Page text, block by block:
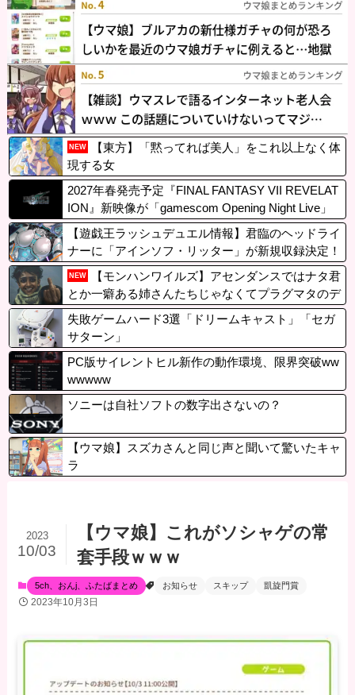
NEW
【東方】「黙ってれば美人」をこれ以上なく体
現する女
2027年春発売予定『FINAL FANTASY VII REVELAT
ION』新映像が「gamescom Opening Night Live」
で公開！8/26 午前3時配信予定
【遊戯王ラッシュデュエル情報】君臨のヘッドライ
ナーに「アインソフ・リッター」が新規収録決定！
NEW
【モンハンワイルズ】アセンダンスではナタ君
とか一癖ある姉さんたちじゃなくてプラグマタのデ
ィアナちゃんみたいな可愛い娘を相棒に冒険したい
です
失敗ゲームハード3選「ドリームキャスト」「セガ
サターン」
PC版サイレントヒル新作の動作環境、限界突破ww
wwwww
ソニーは自社ソフトの数字出さないの？
【ウマ娘】スズカさんと同じ声と聞いて驚いたキャ
ラ
【ウマ娘】これがソシャゲの常
套手段ｗｗｗ
2023
10/03
5ch、おんj、ふたばまとめ お知らせ スキップ 凱旋門賞
2023年10月3日